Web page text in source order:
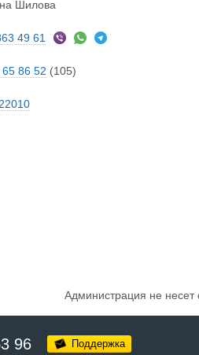
Шилова
49 61
86 52 (105)
Администрация не несет
96 Поддержка